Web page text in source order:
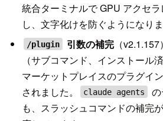
統合ターミナルで GPU アクセ
し、文字化けを防ぐようになりま
/plugin 引数の補完 （v2.1.157
（サブコマンド、インストール
マーケットプレイスのプラグイ
されました。
claude agents
も、スラッシュコマンドの補完